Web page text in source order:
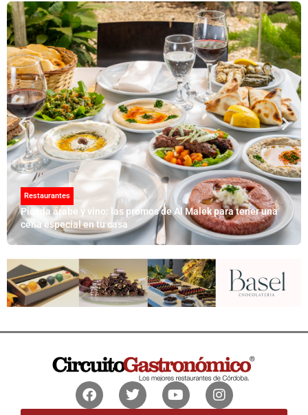
Restaurantes
Picada árabe y vino: las promos de Al Malek para tener una
cena especial en tu casa
FacebookTwitterYoutubeInstagram